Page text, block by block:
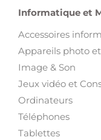
Informatique et
Accessoires
Appareils photo
Image & Son
Jeux vidéo et
Ordinateurs
Téléphones
Tablettes